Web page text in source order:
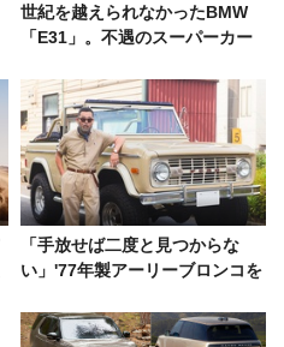
世紀を越えられなかったBMW
「E31」。不遇のスーパーカー
「手放せば二度と見つからな
い」'77年製アーリーブロンコを